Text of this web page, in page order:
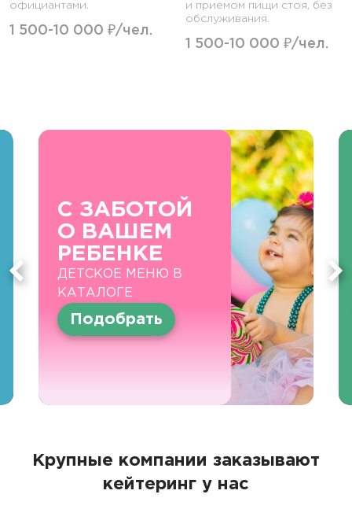
официантами.
1 500-10 000 ₽/чел.
и приемом пищи стоя, без
обслуживания.
1 500-10 000 ₽/чел.
С ЗАБОТОЙ
О ВАШЕМ
РЕБЕНКЕ
ДЕТСКОЕ МЕНЮ В
КАТАЛОГЕ
Подобрать
Крупные компании заказывают
кейтеринг у нас